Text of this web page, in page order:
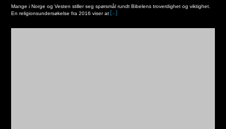
Mange i Norge og Vesten stiller seg spørsmål rundt Bibelens troverdighet og viktighet.
En religionsundersøkelse fra 2016 viser at